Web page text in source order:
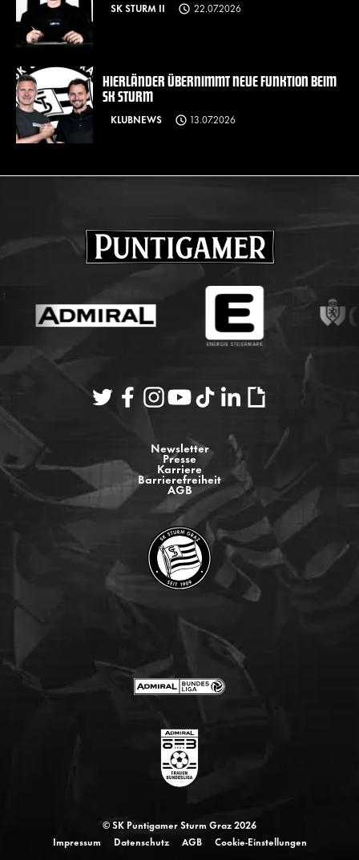
SK STURM II 22.07.2026
HIERLÄNDER ÜBERNIMMT NEUE FUNKTION BEIM
SK STURM
KLUBNEWS 13.07.2026
Newsletter
Presse
Karriere
Barrierefreiheit
AGB
© SK Puntigamer Sturm Graz 2026
Impressum
Datenschutz AGB Cookie-Einstellungen